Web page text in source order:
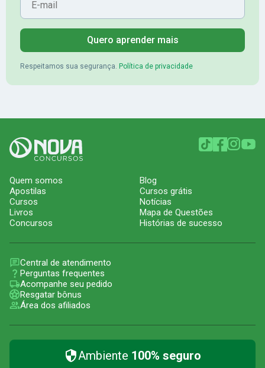
Quero aprender mais
Respeitamos sua segurança. Política de privacidade
Quem somos
Apostilas
Cursos
Livros
Concursos
Blog
Cursos grátis
Notícias
Mapa de Questões
Histórias de sucesso
Central de atendimento
Perguntas frequentes
Acompanhe seu pedido
Resgatar bônus
Área dos afiliados
Ambiente 100% seguro